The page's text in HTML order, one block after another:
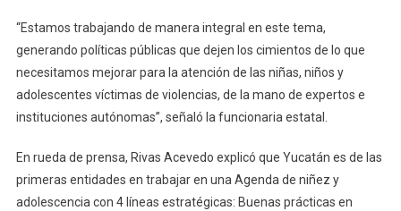
“Estamos trabajando de manera integral en este tema,
generando políticas públicas que dejen los cimientos de lo que
necesitamos mejorar para la atención de las niñas, niños y
adolescentes víctimas de violencias, de la mano de expertos e
instituciones autónomas”, señaló la funcionaria estatal.
En rueda de prensa, Rivas Acevedo explicó que Yucatán es de las
primeras entidades en trabajar en una Agenda de niñez y
adolescencia con 4 líneas estratégicas: Buenas prácticas en